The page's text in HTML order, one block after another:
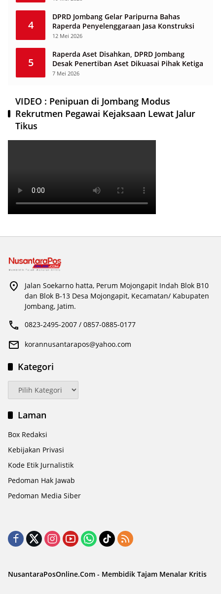
4
DPRD Jombang Gelar Paripurna Bahas
Raperda Penyelenggaraan Jasa Konstruksi
12 Mei 2026
5
Raperda Aset Disahkan, DPRD Jombang
Desak Penertiban Aset Dikuasai Pihak Ketiga
7 Mei 2026
VIDEO : Penipuan di Jombang Modus
Rekrutmen Pegawai Kejaksaan Lewat Jalur
Tikus
Jalan Soekarno hatta, Perum Mojongapit Indah Blok B10
dan Blok B-13 Desa Mojongapit, Kecamatan/ Kabupaten
Jombang, Jatim.
0823-2495-2007 / 0857-0885-0177
korannusantarapos@yahoo.com
Kategori
Kategori
Laman
Box Redaksi
Kebijakan Privasi
Kode Etik Jurnalistik
Pedoman Hak Jawab
Pedoman Media Siber
NusantaraPosOnline.Com - Membidik Tajam Menalar Kritis